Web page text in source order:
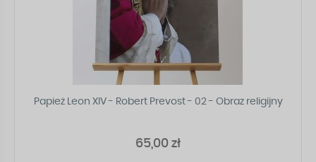
Papież Leon XIV - Robert Prevost - 02 - Obraz religijny
65,00 zł